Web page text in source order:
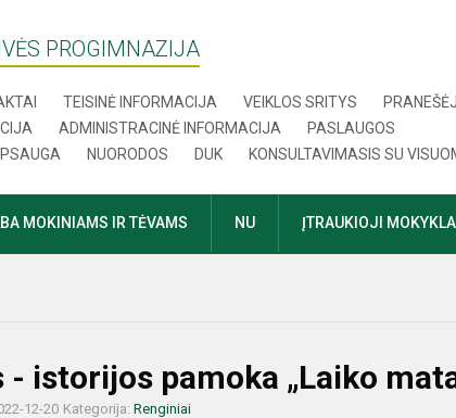
PROGIMNAZIJA
TEISINĖ INFORMACIJA VEIKLOS SRITYS
ADMINISTRACINĖ INFORMACIJA
PASLAUGOS
NUORODOS DUK KONSULTAVIMASIS SU
MOKINIAMS IR TĖVAMS NU ĮTRAUKIOJI MOKYKLA
istorijos pamoka „Laiko
12-20 Kategorija: Renginiai